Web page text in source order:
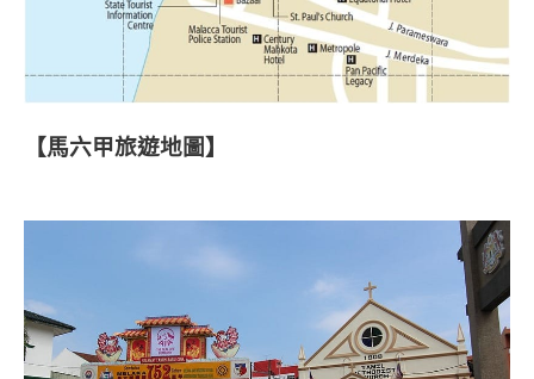
【馬六甲旅遊地圖】